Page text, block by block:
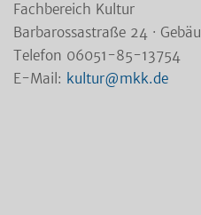
Fachbereich Kultur
Barbarossastraße 24 ·
Telefon 06051-85-13754
E-Mail: kultur@mkk.de